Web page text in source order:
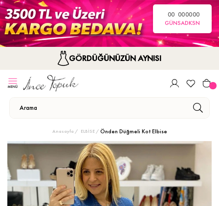
00
GÜN
00
SA
00
DK
00
SN
GÖRDÜĞÜNÜZÜN AYNISI
Anasayfa ELBİSE Önden Düğmeli Kot Elbise